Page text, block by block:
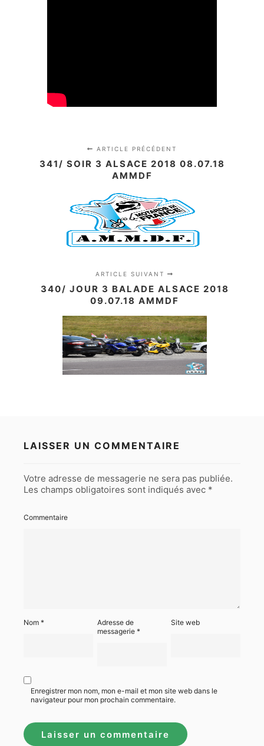
ARTICLE PRÉCÉDENT
341/ SOIR 3 ALSACE 2018 08.07.18
AMMDF
ARTICLE SUIVANT
340/ JOUR 3 BALADE ALSACE 2018
09.07.18 AMMDF
LAISSER UN COMMENTAIRE
Votre adresse de messagerie ne sera pas publiée.
Les champs obligatoires sont indiqués avec *
Commentaire
Nom *
Adresse de
messagerie*
Site web
Enregistrer mon nom, mon e-mail et mon site web dans le
navigateur pour mon prochain commentaire.